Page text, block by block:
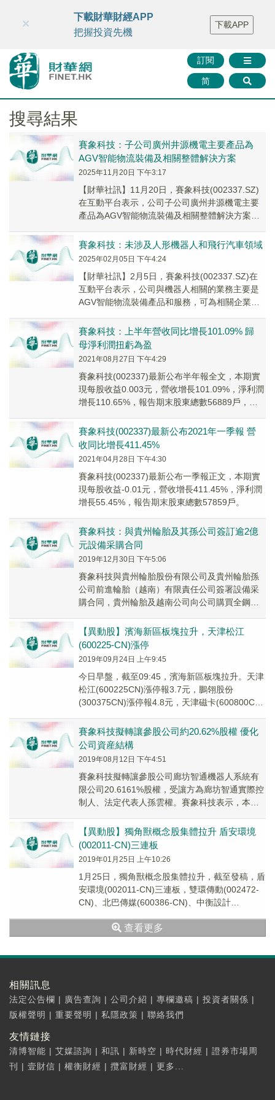
財華智庫網 FINTV FINMETA 財華證券 媒體矩陣
智庫沙龍
聯絡我們
訂閱
简
×
下載財華財經APP
把握投資先機
下載APP
搜尋結果
賽象科技：子公司廣州井源機電主要產品為
AGV智能物流裝備及相關整體解決方案
2025年11月20日 下午3:17
【財華社訊】11月20日，賽象科技(002337.SZ)
在互動平台表示，公司子公司廣州井源機電主要
產品為AGV智能物流裝備及相關整體解決方案，
研發生產和實施。
賽象科技：未涉及人形機器人和飛行汽車領域
2025年02月05日 下午4:24
【財華社訊】2月5日，賽象科技(002337.SZ)在
互動平台表示，公司與機器人相關的業務主要是
AGV智能物流裝備產品和服務，可為相關企業提
賽象科技：上半年營收同比增長101.09% 歸
母淨利潤扭虧為盈
2021年08月27日 下午4:29
賽象科技(002337)最新公布半年報全文，本期實
現每股收益0.003元，營收增長101.09%，淨利潤
增長110.65%，報告期末股東總數56889戶，本
賽象科技(002337)最新公布2021年一季報 營
收同比增長411.45%
2021年04月28日 下午4:30
賽象科技(002337)最新公布一季報正文，本期實
現每股收益-0.01元，營收增長411.45%，淨利潤
增長55.45%，報告期末股東總數57859戶。
賽象科技：與貴州輪胎及其孫公司簽訂逾2億
元設備采購合同
2019年12月30日 下午5:06
賽象科技與貴州輪胎股份有限公司及貴州輪胎孫
公司前進輪胎（越南）有限責任公司簽署設備采
購合同，貴州輪胎及越南公司向公司購買全鋼載
為2.13...
【異動股】濱海新區板塊拉升，天津松江
(600225-CN)漲停
2019年09月24日 上午9:45
今日早盤，截至09:45，濱海新區板塊拉升。天津
松江(600225CN)漲停報3.7元，鵬翎股份
(300375CN)漲停報4.8元，天津磁卡(600800CN)
賽象科技擬轉讓參股公司約20.62%股權 優化
公司資産結構
2019年08月12日 下午4:51
賽象科技擬轉讓參股公司廊坊智通機器人系統有
限公司20.6161%股權，受讓方為廊坊智通實際控
制人、法定代表人孫雲權。賽象科技表示，​本次
新形勢變化。
【異動股】獨角獸概念股集體拉升 盾安環境
(002011-CN)三連板
2019年01月25日 上午10:26
1月25日，獨角獸概念股集體拉升，截至發稿，盾
安環境(002011-CN)三連板，雙環傳動(002472-
CN)、北巴傳媒(600386-CN)、中衡設計
查看更多
相關訊息
法定公告欄 | 廣告查詢 | 公司介紹 | 專欄邀稿 | 投資者關係 |
版權聲明 | 重要聲明 | 私隱政策 | 聯絡我們
友情鏈接
清博智能 | 艾媒諮詢 | 和訊 | 新時空 | 時代財經 | 證券市場周
刊
| 壹財信 | 權衡財經 | 攬富財經 | 更多...